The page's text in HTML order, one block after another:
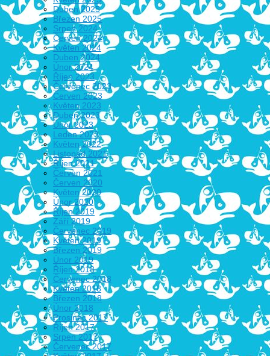
Duben 2025
Březen 2025
Srpen 2024
Červen 2024
Květen 2024
Duben 2024
Únor 2024
Říjen 2023
Červenec 2023
Červen 2023
Květen 2023
Duben 2023
Únor 2023
Leden 2023
Květen 2022
Listopad 2021
Říjen 2021
Červen 2021
Červen 2020
Květen 2020
Únor 2020
Říjen 2019
Září 2019
Červenec 2019
Květen 2019
Březen 2019
Únor 2019
Říjen 2018
Červenec 2018
Květen 2018
Březen 2018
Únor 2018
Prosinec 2017
Říjen 2017
Srpen 2017
Červenec 2017